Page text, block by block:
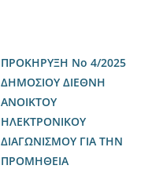
ΠΡΟΚΗΡΥΞΗ Νο 4/2025
ΔΗΜΟΣΙΟΥ ΔΙΕΘΝΗ
ΑΝΟΙΚΤΟΥ
ΗΛΕΚΤΡΟΝΙΚΟΥ
ΔΙΑΓΩΝΙΣΜΟΥ ΓΙΑ ΤΗΝ
ΠΡΟΜΗΘΕΙΑ